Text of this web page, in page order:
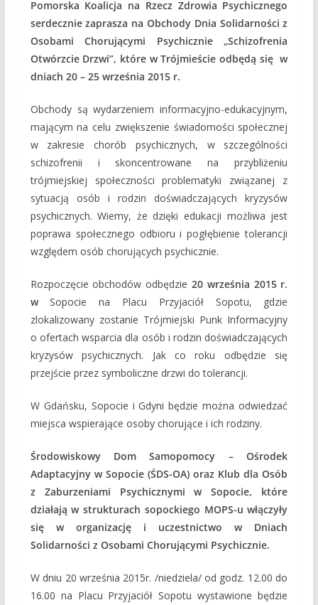
Pomorska Koalicja na Rzecz Zdrowia Psychicznego
serdecznie zaprasza na Obchody Dnia Solidarności z
Osobami Chorującymi Psychicznie „Schizofrenia
Otwórzcie Drzwi”, które w Trójmieście odbędą się w
dniach 20 – 25 września 2015 r.
Obchody są wydarzeniem informacyjno-edukacyjnym,
mającym na celu zwiększenie świadomości społecznej
w zakresie chorób psychicznych, w szczególności
schizofrenii i skoncentrowane na przybliżeniu
trójmiejskiej społeczności problematyki związanej z
sytuacją osób i rodzin doświadczających kryzysów
psychicznych. Wiemy, że dzięki edukacji możliwa jest
poprawa społecznego odbioru i pogłębienie tolerancji
względem osób chorujących psychicznie.
Rozpoczęcie obchodów odbędzie 20 września 2015 r.
wSopocie na Placu Przyjaciół Sopotu, gdzie
zlokalizowany zostanie Trójmiejski Punk Informacyjny
o ofertach wsparcia dla osób i rodzin doświadczających
kryzysów psychicznych. Jak co roku odbędzie się
przejście przez symboliczne drzwi do tolerancji.
W Gdańsku, Sopocie i Gdyni będzie można odwiedzać
miejsca wspierające osoby chorujące i ich rodziny.
Środowiskowy Dom Samopomocy – Ośrodek
Adaptacyjny w Sopocie (ŚDS-OA) oraz Klub dla Osób
z Zaburzeniami Psychicznymi w Sopocie, które
działają w strukturach sopockiego MOPS-u włączyły
się w organizację i uczestnictwo w Dniach
Solidarności z Osobami Chorującymi Psychicznie.
W dniu 20 września 2015r. /niedziela/ od godz. 12.00 do
16.00 na Placu Przyjaciół Sopotu wystawione będzie